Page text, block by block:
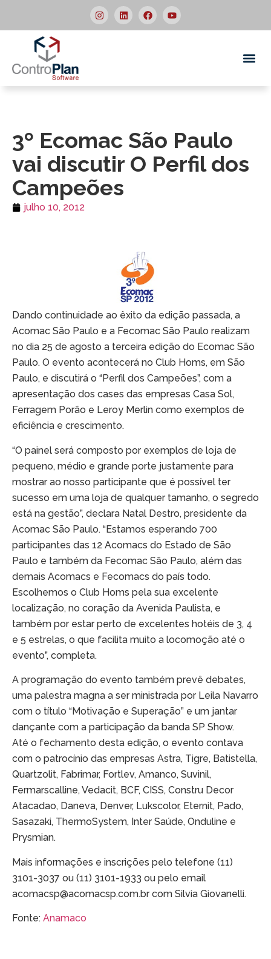
3º Ecomac São Paulo
vai discutir O Perfil dos
Campeões
julho 10, 2012
Dando continuidade ao êxito da edição passada, a
Acomac São Paulo e a Fecomac São Paulo realizam
no dia 25 de agosto a terceira edição do Ecomac São
Paulo. O evento acontecerá no Club Homs, em São
Paulo, e discutirá o “Perfil dos Campeões”, com a
apresentação dos cases das empresas Casa Sol,
Ferragem Porão e Leroy Merlin como exemplos de
eficiência e crescimento.
“O painel será composto por exemplos de loja de
pequeno, médio e grande porte justamente para
mostrar ao nosso participante que é possível ter
sucesso em uma loja de qualquer tamanho, o segredo
está na gestão”, declara Natal Destro, presidente da
Acomac São Paulo. “Estamos esperando 700
participantes das 12 Acomacs do Estado de São
Paulo e também da Fecomac São Paulo, além das
demais Acomacs e Fecomacs do país todo.
Escolhemos o Club Homs pela sua excelente
localização, no coração da Avenida Paulista, e
também por estar perto de excelentes hotéis de 3, 4
e 5 estrelas, o que facilita muito a locomoção até o
evento”, completa.
A programação do evento também prevê debates,
uma palestra magna a ser ministrada por Leila Navarro
com o título “Motivação e Superação” e um jantar
dançante com a participação da banda SP Show.
Até o fechamento desta edição, o evento contava
com o patrocínio das empresas Astra, Tigre, Batistella,
Quartzolit, Fabrimar, Fortlev, Amanco, Suvinil,
Fermarscalline, Vedacit, BCF, CISS, Constru Decor
Atacadao, Daneva, Denver, Lukscolor, Eternit, Pado,
Sasazaki, ThermoSystem, Inter Saúde, Onduline e
Prysmian.
Mais informações e inscrições pelo telefone (11)
3101-3037 ou (11) 3101-1933 ou pelo email
acomacsp@acomacsp.com.br com Silvia Giovanelli.
Fonte: Anamaco